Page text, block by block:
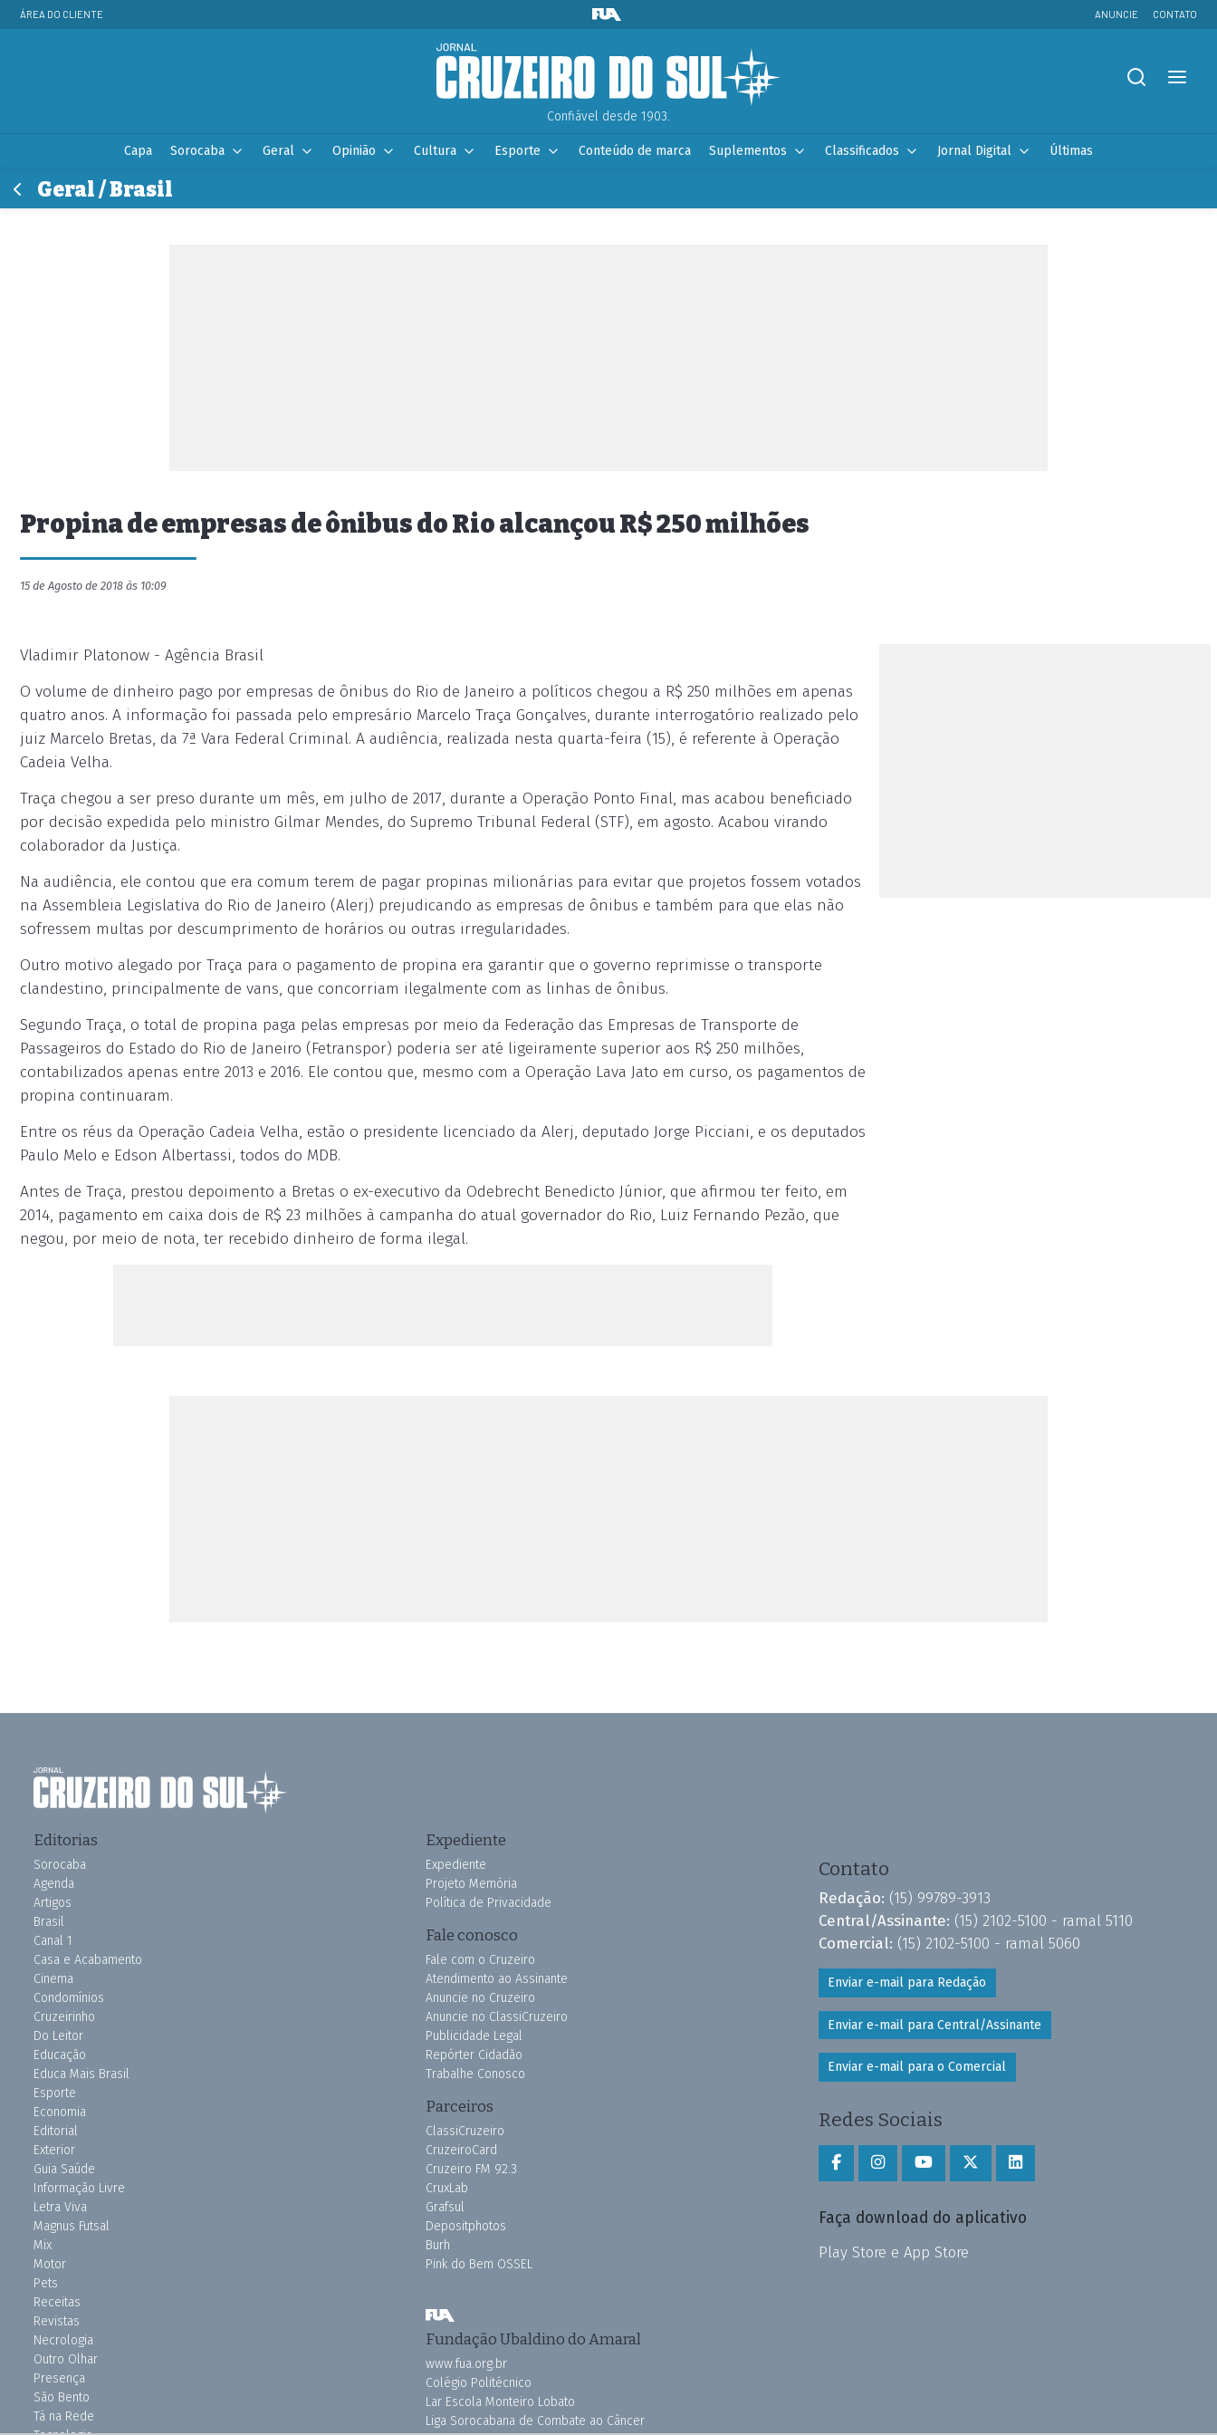
ÁREA DO CLIENTE ANUNCIE CONTATO
Confiável desde 1903.
Capa Sorocaba Geral Opinião Cultura Esporte Conteúdo de marca Suplementos Classificados Jornal Digital Últimas
Geral / Brasil
Propina de empresas de ônibus do Rio alcançou R$ 250 milhões
15 de Agosto de 2018 às 10:09
Vladimir Platonow - Agência Brasil
O volume de dinheiro pago por empresas de ônibus do Rio de Janeiro a políticos chegou a R$ 250 milhões em apenas
quatro anos. A informação foi passada pelo empresário Marcelo Traça Gonçalves, durante interrogatório realizado pelo
juiz Marcelo Bretas, da 7ª Vara Federal Criminal. A audiência, realizada nesta quarta-feira (15), é referente à Operação
Cadeia Velha.
Traça chegou a ser preso durante um mês, em julho de 2017, durante a Operação Ponto Final, mas acabou beneficiado
por decisão expedida pelo ministro Gilmar Mendes, do Supremo Tribunal Federal (STF), em agosto. Acabou virando
colaborador da Justiça.
Na audiência, ele contou que era comum terem de pagar propinas milionárias para evitar que projetos fossem votados
na Assembleia Legislativa do Rio de Janeiro (Alerj) prejudicando as empresas de ônibus e também para que elas não
sofressem multas por descumprimento de horários ou outras irregularidades.
Outro motivo alegado por Traça para o pagamento de propina era garantir que o governo reprimisse o transporte
clandestino, principalmente de vans, que concorriam ilegalmente com as linhas de ônibus.
Segundo Traça, o total de propina paga pelas empresas por meio da Federação das Empresas de Transporte de
Passageiros do Estado do Rio de Janeiro (Fetranspor) poderia ser até ligeiramente superior aos R$ 250 milhões,
contabilizados apenas entre 2013 e 2016. Ele contou que, mesmo com a Operação Lava Jato em curso, os pagamentos de
propina continuaram.
Entre os réus da Operação Cadeia Velha, estão o presidente licenciado da Alerj, deputado Jorge Picciani, e os deputados
Paulo Melo e Edson Albertassi, todos do MDB.
Antes de Traça, prestou depoimento a Bretas o ex-executivo da Odebrecht Benedicto Júnior, que afirmou ter feito, em
2014, pagamento em caixa dois de R$ 23 milhões à campanha do atual governador do Rio, Luiz Fernando Pezão, que
negou, por meio de nota, ter recebido dinheiro de forma ilegal.
Editorias
Sorocaba
Agenda
Artigos
Brasil
Canal 1
Casa e Acabamento
Cinema
Condomínios
Cruzeirinho
Do Leitor
Educação
Educa Mais Brasil
Esporte
Economia
Editorial
Exterior
Guia Saúde
Informação Livre
Letra Viva
Magnus Futsal
Mix
Motor
Pets
Receitas
Revistas
Necrologia
Outro Olhar
Presença
São Bento
Tá na Rede
Expediente
Expediente
Projeto Memória
Política de Privacidade
Fale conosco
Fale com o Cruzeiro
Atendimento ao Assinante
Anuncie no Cruzeiro
Anuncie no ClassiCruzeiro
Publicidade Legal
Repórter Cidadão
Trabalhe Conosco
Parceiros
ClassiCruzeiro
CruzeiroCard
Cruzeiro FM 92.3
CruxLab
Grafsul
Depositphotos
Burh
Pink do Bem OSSEL
Fundação Ubaldino do Amaral
www.fua.org.br
Colégio Politécnico
Lar Escola Monteiro Lobato
Liga Sorocabana de Combate ao Câncer
Contato
Redação: (15) 99789-3913
Central/Assinante: (15) 2102-5100 - ramal 5110
Comercial: (15) 2102-5100 - ramal 5060
Enviar e-mail para Redação
Enviar e-mail para Central/Assinante
Enviar e-mail para o Comercial
Redes Sociais
Faça download do aplicativo
Play Store e App Store